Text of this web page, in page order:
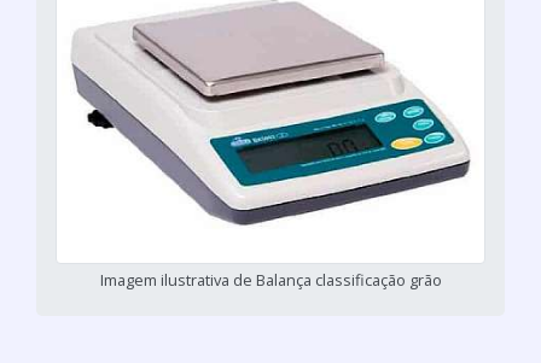
Imagem ilustrativa de Balança classificação grão